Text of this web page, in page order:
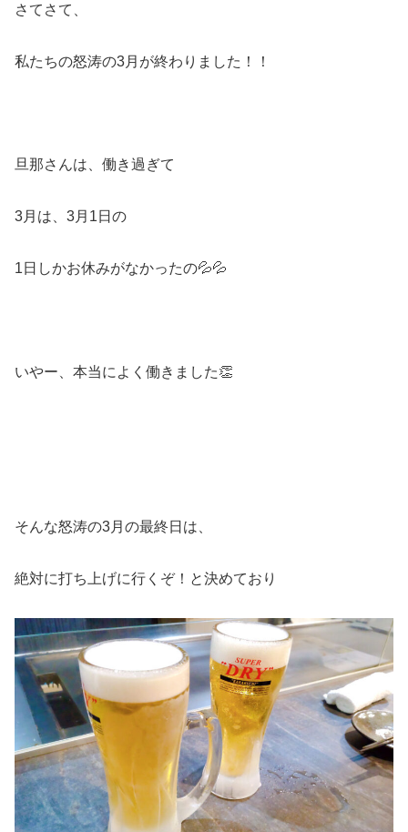
さてさて、
私たちの怒涛の3月が終わりました！！
旦那さんは、働き過ぎて
3月は、3月1日の
1日しかお休みがなかったの💦💦
いやー、本当によく働きました👏
そんな怒涛の3月の最終日は、
絶対に打ち上げに行くぞ！と決めており